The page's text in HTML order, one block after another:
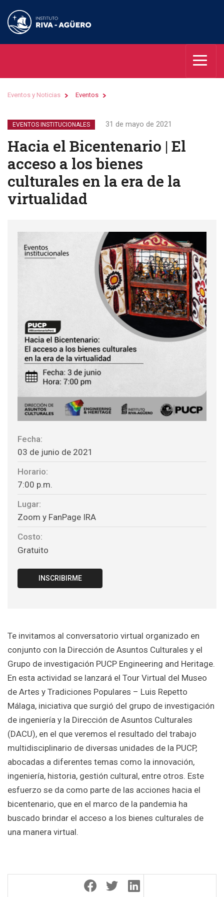
Eventos y Noticias Eventos
EVENTOS INSTITUCIONALES 31 de mayo de 2021
Hacia el Bicentenario | El
acceso a los bienes
culturales en la era de la
virtualidad
Fecha:
03 de junio de 2021
Horario:
7:00 p.m.
Lugar:
Zoom y FanPage IRA
Costo:
Gratuito
INSCRIBIRME
Te invitamos al conversatorio virtual organizado en
conjunto con la Dirección de Asuntos Culturales y el
Grupo de investigación PUCP Engineering and Heritage.
En esta actividad se lanzará el Tour Virtual del Museo
de Artes y Tradiciones Populares – Luis Repetto
Málaga, iniciativa que surgió del grupo de investigación
de ingeniería y la Dirección de Asuntos Culturales
(DACU), en el que veremos el resultado del trabajo
multidisciplinario de diversas unidades de la PUCP,
abocadas a diferentes temas como la innovación,
ingeniería, historia, gestión cultural, entre otros. Este
esfuerzo se da como parte de las acciones hacia el
bicentenario, que en el marco de la pandemia ha
buscado brindar el acceso a los bienes culturales de
una manera virtual.